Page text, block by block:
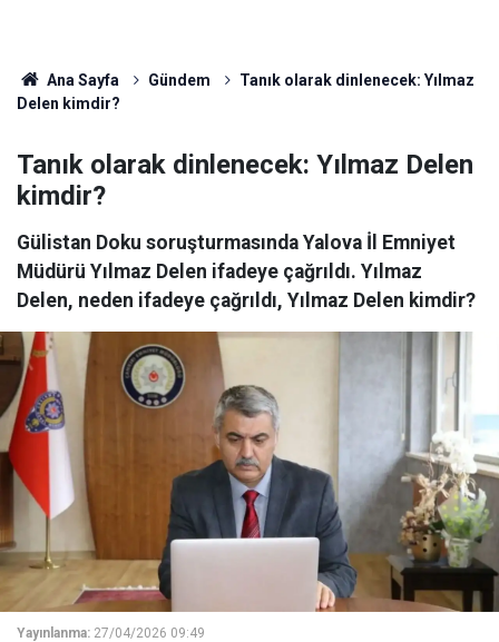
Ana Sayfa Gündem
Tanık olarak dinlenecek: Yılmaz
Delen kimdir?
Tanık olarak dinlenecek: Yılmaz Delen
kimdir?
Gülistan Doku soruşturmasında Yalova İl Emniyet
Müdürü Yılmaz Delen ifadeye çağrıldı. Yılmaz
Delen, neden ifadeye çağrıldı, Yılmaz Delen kimdir?
Yayınlanma: 27/04/2026 09:49